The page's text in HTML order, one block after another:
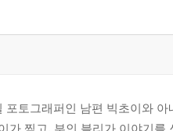
역시 풍경이 되는 순간
브루클린 : Tour de
톤 라이프 / 블리의 시간
포토그래퍼인 남편 빅초이와
가 찍고, 부인 블리가 이야기